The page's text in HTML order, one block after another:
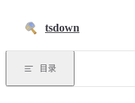
tsdown
目录